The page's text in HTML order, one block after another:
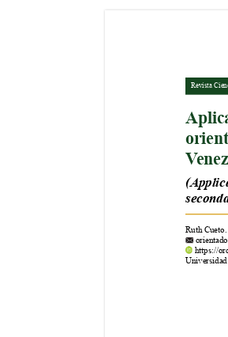
Revista
V
Ruth Cueto.
https://
Universidad